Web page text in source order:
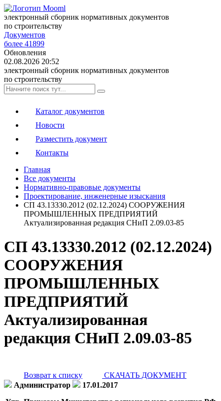
электронный сборник нормативных документов
по строительству
Документов
более 41899
Обновления
02.08.2026 20:52
электронный сборник нормативных документов
по строительству
Каталог документов
Новости
Разместить документ
Контакты
Главная
Все документы
Нормативно-правовые документы
Проектирование, инженерные изыскания
СП 43.13330.2012 (02.12.2024) СООРУЖЕНИЯ
ПРОМЫШЛЕННЫХ ПРЕДПРИЯТИЙ
Актуализированная редакция СНиП 2.09.03-85
СП 43.13330.2012 (02.12.2024)
СООРУЖЕНИЯ
ПРОМЫШЛЕННЫХ
ПРЕДПРИЯТИЙ
Актуализированная
редакция СНиП 2.09.03-85
Возврат к списку
СКАЧАТЬ ДОКУМЕНТ
Администратор
17.01.2017